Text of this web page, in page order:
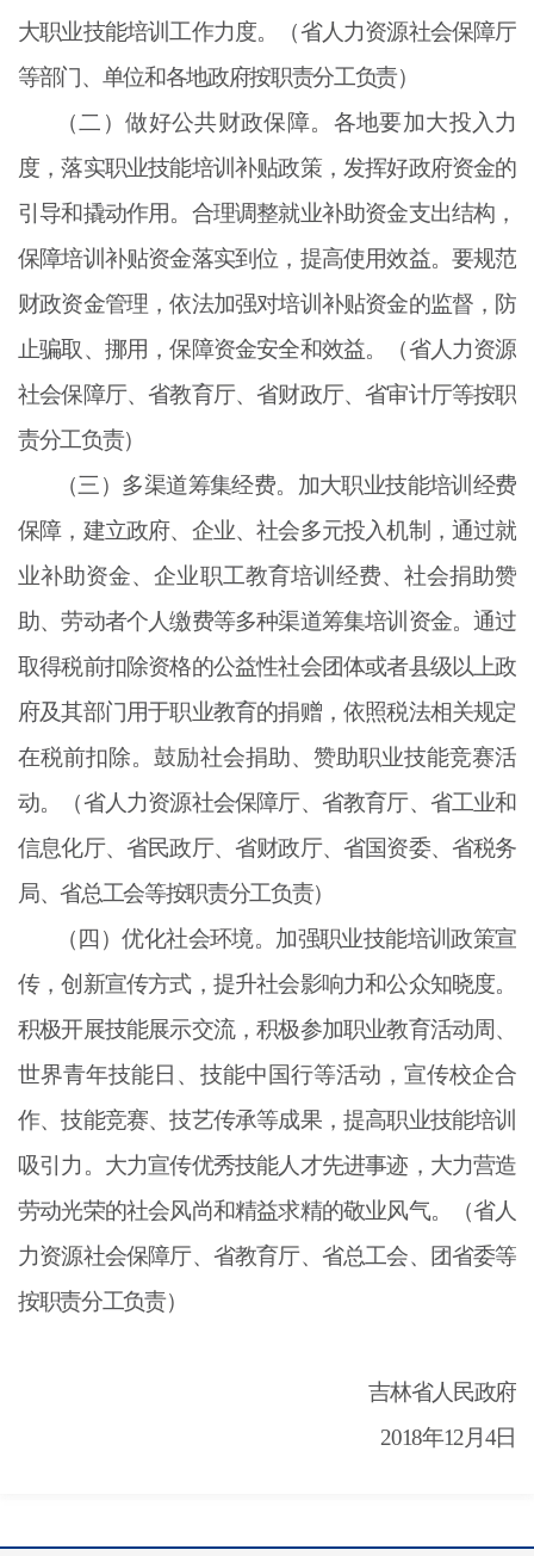
大职业技能培训工作力度。（省人力资源社会保障厅
等部门、单位和各地政府按职责分工负责）
（二）做好公共财政保障。各地要加大投入力
度，落实职业技能培训补贴政策，发挥好政府资金的
引导和撬动作用。合理调整就业补助资金支出结构，
保障培训补贴资金落实到位，提高使用效益。要规范
财政资金管理，依法加强对培训补贴资金的监督，防
止骗取、挪用，保障资金安全和效益。（省人力资源
社会保障厅、省教育厅、省财政厅、省审计厅等按职
责分工负责）
（三）多渠道筹集经费。加大职业技能培训经费
保障，建立政府、企业、社会多元投入机制，通过就
业补助资金、企业职工教育培训经费、社会捐助赞
助、劳动者个人缴费等多种渠道筹集培训资金。通过
取得税前扣除资格的公益性社会团体或者县级以上政
府及其部门用于职业教育的捐赠，依照税法相关规定
在税前扣除。鼓励社会捐助、赞助职业技能竞赛活
动。（省人力资源社会保障厅、省教育厅、省工业和
信息化厅、省民政厅、省财政厅、省国资委、省税务
局、省总工会等按职责分工负责）
（四）优化社会环境。加强职业技能培训政策宣
传，创新宣传方式，提升社会影响力和公众知晓度。
积极开展技能展示交流，积极参加职业教育活动周、
世界青年技能日、技能中国行等活动，宣传校企合
作、技能竞赛、技艺传承等成果，提高职业技能培训
吸引力。大力宣传优秀技能人才先进事迹，大力营造
劳动光荣的社会风尚和精益求精的敬业风气。（省人
力资源社会保障厅、省教育厅、省总工会、团省委等
按职责分工负责）
吉林省人民政府
2018年12月4日